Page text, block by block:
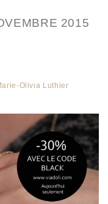
2015
Olivia Luthier